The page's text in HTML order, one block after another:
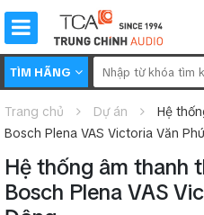
TÌM HÃNG
Trang chủ Dự án
Hệ
Bosch Plena VAS Victoria Văn
Hệ thống âm thanh
Bosch Plena VAS